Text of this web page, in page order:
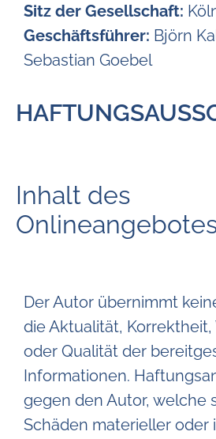
Sitz der Gesellschaft:
Geschäftsführer: Björn
Sebastian Goebel
Inhalt des
Der Autor übernimmt
die Aktualität,
oder Qualität der
Informationen.
gegen den Autor, welche
Schäden materieller oder